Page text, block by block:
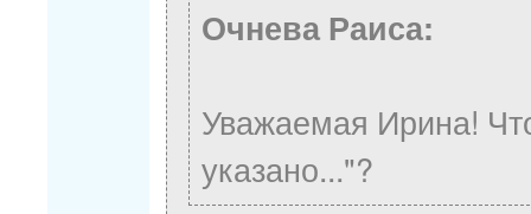
Очнева Раиса:
Уважаемая Ирина!
указано..."?